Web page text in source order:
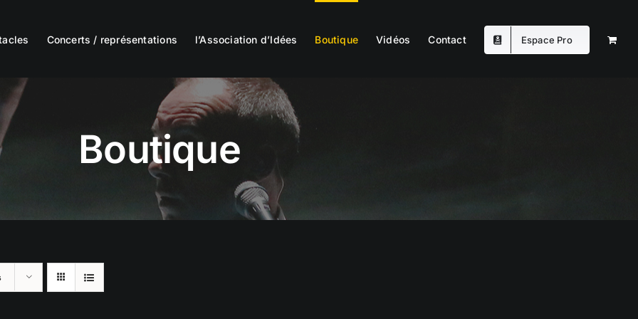
Concerts / représentations l’Association d’Idées Boutique Vidéos Contact Espace Pro
Boutique